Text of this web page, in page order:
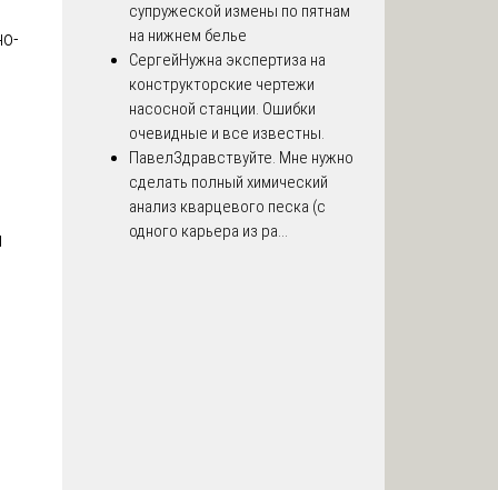
супружеской измены по пятнам
на нижнем белье
СергейНужна экспертиза на
конструкторские чертежи
насосной станции. Ошибки
очевидные и все известны.
ПавелЗдравствуйте. Мне нужно
сделать полный химический
анализ кварцевого песка (с
одного карьера из ра...